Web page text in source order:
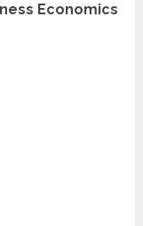
Economics